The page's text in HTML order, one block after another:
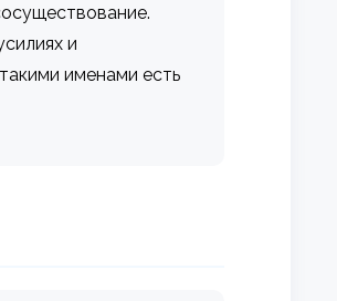
и
именами есть